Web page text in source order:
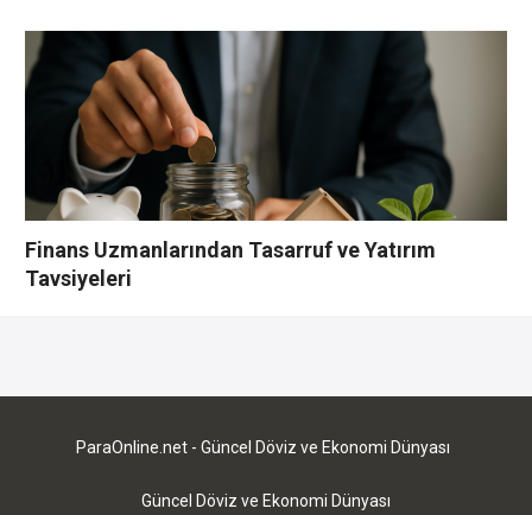
Finans Uzmanlarından Tasarruf ve Yatırım
Tavsiyeleri
ParaOnline.net - Güncel Döviz ve Ekonomi Dünyası
Güncel Döviz ve Ekonomi Dünyası